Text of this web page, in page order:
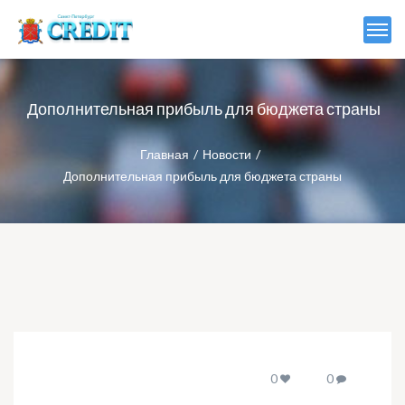
Дополнительная прибыль для бюджета страны
Главная
Новости
Дополнительная прибыль для бюджета страны
0 0